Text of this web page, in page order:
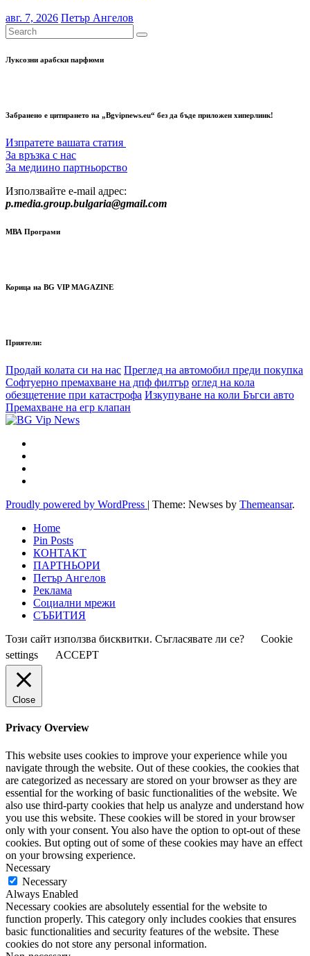
авг. 7, 2026 Петър Ангелов
Луксозни арабски парфюми
Забранено е цитирането на „Bgvipnews.eu“ без да бъде приложен хиперлинк!
Изпратете вашата статия
За връзка с нас
За медиино партньорство
Използвайте e-mail адрес:
p.media.group.bulgaria@gmail.com
МВА Програми
Корица на BG VIP MAGAZINE
Приятели:
Продай колата си на нас Преглед на автомобил преди покупка
Софтуерно премахване на дпф филтър оглед на кола
обезщетение при катастрофа Изкупуване на коли Бъгси авто
Премахване на егр клапан
Proudly powered by WordPress | Theme: Newses by Themeansar.
Home
Pin Posts
КОНТАКТ
ПАРТНЬОРИ
Петър Ангелов
Реклама
Социални мрежи
СЪБИТИЯ
Този сайт използва бисквитки. Съгласявате ли се?
Cookie
settings
ACCEPT
Close
Privacy Overview
This website uses cookies to improve your experience while you
navigate through the website. Out of these cookies, the cookies that
are categorized as necessary are stored on your browser as they are
essential for the working of basic functionalities of the website. We
also use third-party cookies that help us analyze and understand how
you use this website. These cookies will be stored in your browser
only with your consent. You also have the option to opt-out of these
cookies. But opting out of some of these cookies may have an effect
on your browsing experience.
Necessary
Necessary
Always Enabled
Necessary cookies are absolutely essential for the website to
function properly. This category only includes cookies that ensures
basic functionalities and security features of the website. These
cookies do not store any personal information.